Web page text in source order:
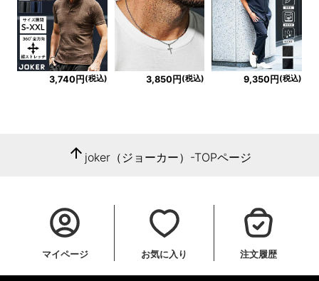
3,740円(税込) 3,850円(税込) 9,350円(税込)
arrow_upward joker（ジョーカー）-TOPページ
マイページ お気に入り 注文履歴